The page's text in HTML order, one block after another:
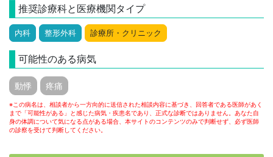
推奨診療科と医療機関タイプ
内科 整形外科 診療所・クリニック
可能性のある病気
動悸 疼痛
※この病名は、相談者から一方向的に送信された相談内容に基づき、回答者である医師があく
まで「可能性がある」と感じた病気・疾患名であり、正式な診断ではありません。あなた自
身の体調について気になる点がある場合、本サイトのコンテンツのみで判断せず、必ず医師
の診察を受けて判断してください。